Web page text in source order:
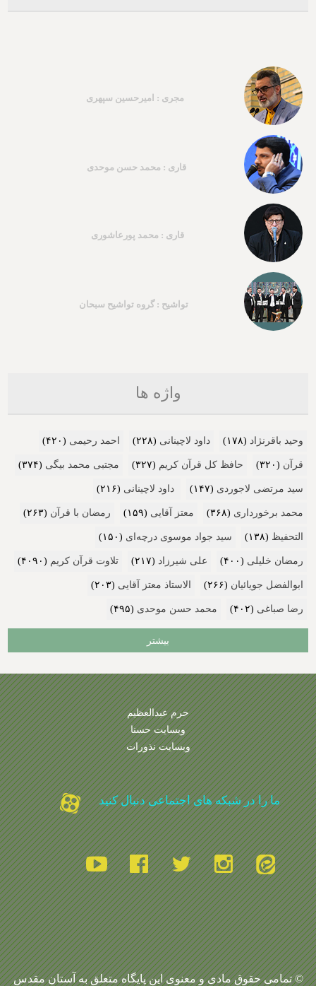
مجری : امیرحسین سپهری
قاری : محمد حسن موحدی
قاری : محمد پورعاشوری
تواشیح : گروه تواشیح سبحان
واژه ها
وحید باقرنژاد (۱۷۸) داود لاچینانی (۲۲۸) احمد رحیمی (۴۲۰)
قرآن (۳۲۰) حافظ کل قرآن کریم (۳۲۷) مجتبی محمد بیگی (۳۷۴)
سید مرتضی لاجوردی (۱۴۷) داود لاچینانی (۲۱۶)
محمد برخورداری (۳۶۸) معتز آقایی (۱۵۹) رمضان با قرآن (۲۶۳)
التحفیظ (۱۳۸) سید جواد موسوی درچه‌ای (۱۵۰)
رمضان خلیلی (۴۰۰) علی شیرزاد (۲۱۷) تلاوت قرآن کریم (۴۰۹۰)
ابوالفضل جویائیان (۲۶۶) الاستاذ معتز آقایی (۲۰۳)
رضا صباغی (۴۰۲) محمد حسن موحدی (۴۹۵)
بیشتر
حرم عبدالعظیم
وبسایت حسنا
وبسایت نذورات
ما را در شبکه های اجتماعی دنبال کنید
© تمامی حقوق مادی و معنوی این پایگاه متعلق به آستان مقدس